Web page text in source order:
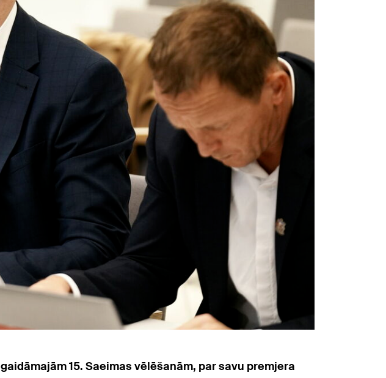
15. Saeimas vēlēšanām, par savu premjera